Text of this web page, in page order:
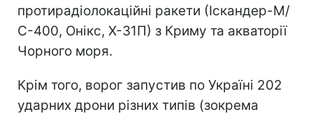
протирадіолокаційні ракети (Іскандер-М/
С-400, Онікс, Х-31П) з Криму та акваторії
Чорного моря.
Крім того, ворог запустив по Україні 202
ударних дрони різних типів (зокрема